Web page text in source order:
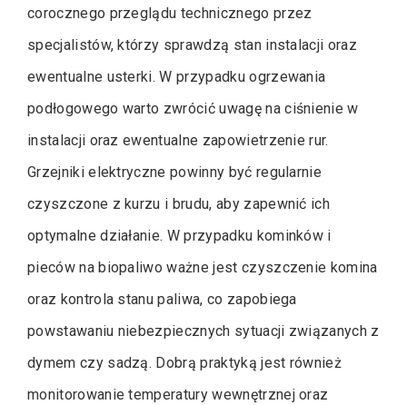
corocznego przeglądu technicznego przez
specjalistów, którzy sprawdzą stan instalacji oraz
ewentualne usterki. W przypadku ogrzewania
podłogowego warto zwrócić uwagę na ciśnienie w
instalacji oraz ewentualne zapowietrzenie rur.
Grzejniki elektryczne powinny być regularnie
czyszczone z kurzu i brudu, aby zapewnić ich
optymalne działanie. W przypadku kominków i
pieców na biopaliwo ważne jest czyszczenie komina
oraz kontrola stanu paliwa, co zapobiega
powstawaniu niebezpiecznych sytuacji związanych z
dymem czy sadzą. Dobrą praktyką jest również
monitorowanie temperatury wewnętrznej oraz